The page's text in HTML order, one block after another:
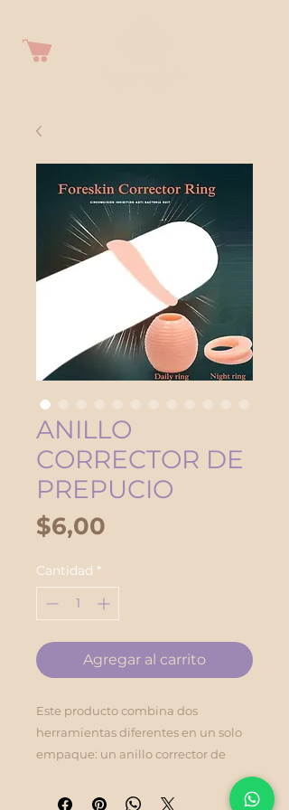
ANILLO
CORRECTOR DE
PREPUCIO
$6,00
Cantidad *
Agregar al carrito
Este producto combina dos
herramientas diferentes en un solo
empaque: un anillo corrector de
izquierda) y un extensor/funda